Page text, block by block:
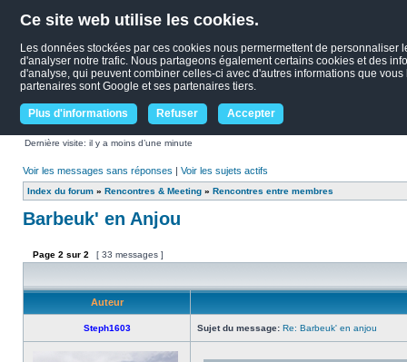
Ce site web utilise les cookies.
Les données stockées par ces cookies nous permermettent de
d'analyser notre trafic. Nous partageons également certains cookies et des
d'analyse, qui peuvent combiner celles-ci avec d'autres informations que
partenaires sont Google et ses partenaires tiers.
Plus d'informations Refuser Accepter
Dernière visite: il y a moins d’une minute
Voir les messages sans réponses | Voir les sujets actifs
Index du forum » Rencontres & Meeting » Rencontres entre membres
Barbeuk' en Anjou
Page 2 sur 2 [ 33 messages ]
Auteur
Steph1603 Sujet du message: Re: Barbeuk' en anjou